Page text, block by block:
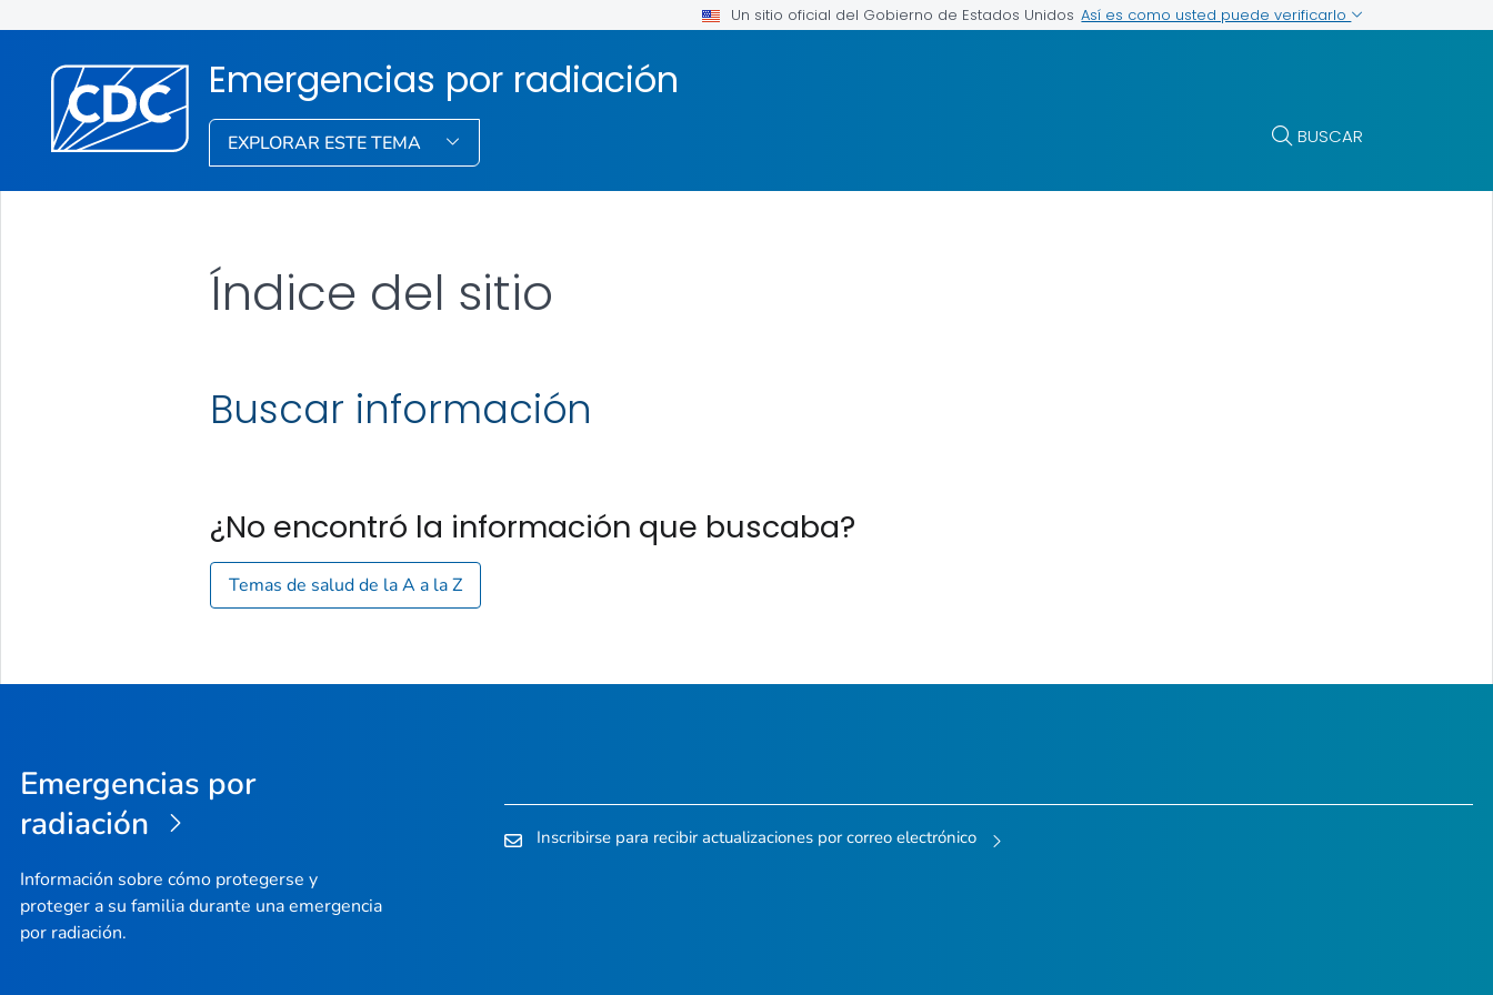
Un sitio oficial del Gobierno de Estados Unidos Así es como usted puede verificarlo
Emergencias por radiación
EXPLORAR ESTE TEMA BUSCAR
Índice del sitio
Buscar información
¿No encontró la información que buscaba?
Temas de salud de la A a la Z
Emergencias por
radiación
Información sobre cómo protegerse y
proteger a su familia durante una emergencia
por radiación.
Inscribirse para recibir actualizaciones por correo electrónico